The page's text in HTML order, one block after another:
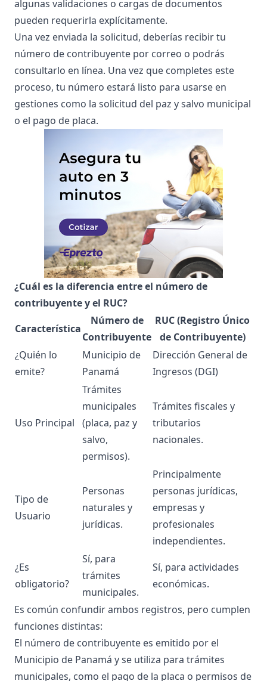
algunas validaciones o cargas de documentos
pueden requerirla explícitamente.
Una vez enviada la solicitud, deberías recibir tu
número de contribuyente por correo o podrás
consultarlo en línea. Una vez que completes este
proceso, tu número estará listo para usarse en
gestiones como la solicitud del paz y salvo municipal
o el pago de placa.
¿Cuál es la diferencia entre el número de
contribuyente y el RUC?
Característica
Número de
Contribuyente
RUC (Registro Único
de Contribuyente)
¿Quién lo
emite?
Municipio de
Panamá
Dirección General de
Ingresos (DGI)
Uso Principal
Trámites
municipales
(placa, paz y
salvo,
permisos).
Trámites fiscales y
tributarios
nacionales.
Tipo de
Usuario
Personas
naturales y
jurídicas.
Principalmente
personas jurídicas,
empresas y
profesionales
independientes.
¿Es
obligatorio?
Sí, para
trámites
municipales.
Sí, para actividades
económicas.
Es común confundir ambos registros, pero cumplen
funciones distintas:
El número de contribuyente es emitido por el
Municipio de Panamá y se utiliza para trámites
municipales, como el pago de la placa o permisos de